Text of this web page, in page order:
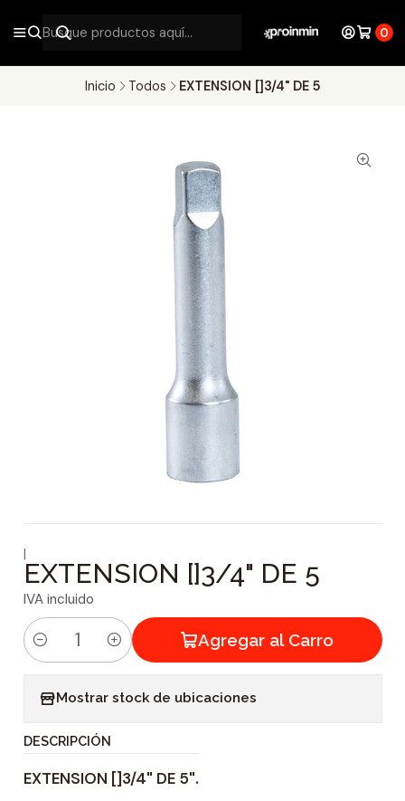
0
Inicio Todos EXTENSION []3/4" DE 5
|
EXTENSION []3/4" DE 5
IVA incluido
C
i
d
Agregar al Carro
Mostrar stock de ubicaciones
DESCRIPCIÓN
EXTENSION []3/4" DE 5".